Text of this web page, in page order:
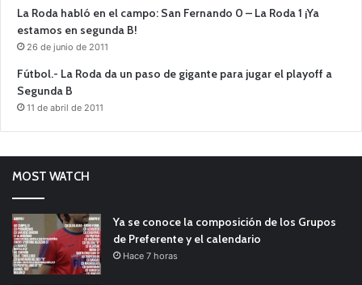
La Roda habló en el campo: San Fernando 0 – La Roda 1 ¡Ya
estamos en segunda B!
26 de junio de 2011
Fútbol.- La Roda da un paso de gigante para jugar el playoff a
Segunda B
11 de abril de 2011
MOST WATCH
Ya se conoce la composición de los Grupos
de Preferente y el calendario
Hace 7 horas